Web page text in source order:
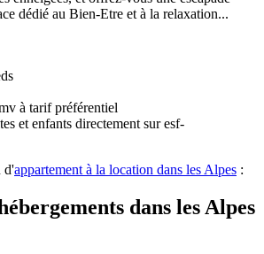
dédié au Bien-Etre et à la relaxation...
à tarif préférentiel
et enfants directement sur esf-
d'appartement à la location dans les Alpes :
dans les Alpes